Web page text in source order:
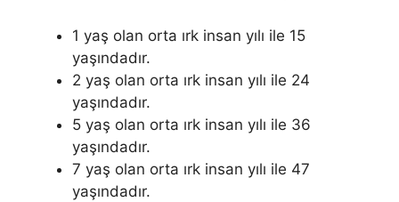
1 yaş olan orta ırk insan yılı ile 15
yaşındadır.
2 yaş olan orta ırk insan yılı ile 24
yaşındadır.
5 yaş olan orta ırk insan yılı ile 36
yaşındadır.
7 yaş olan orta ırk insan yılı ile 47
yaşındadır.